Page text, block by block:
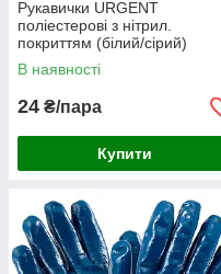
Рукавички URGENT
поліестерові з нітрил.
покриттям (білий/сірий)
В наявності
24 ₴/пара
Купити